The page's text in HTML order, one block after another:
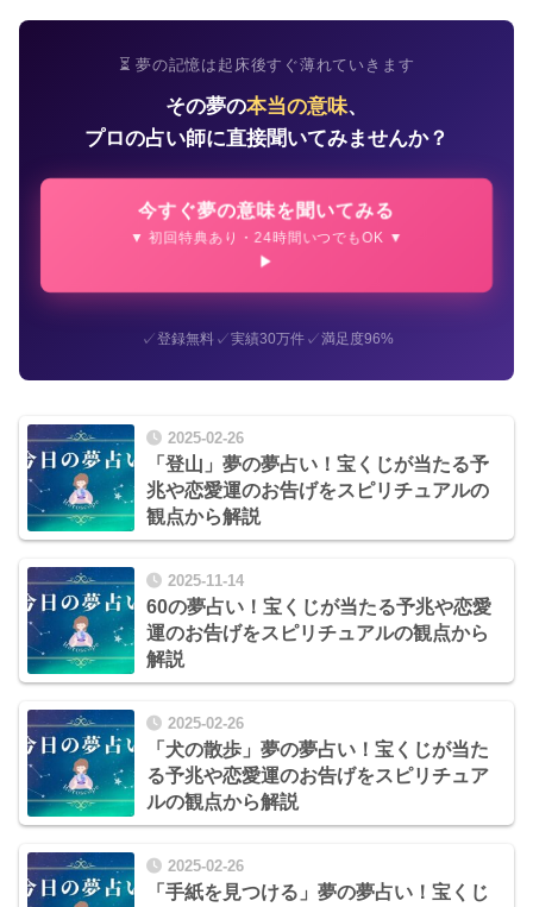
⏳ 夢の記憶は起床後すぐ薄れていきます
その夢の本当の意味、
プロの占い師に直接聞いてみませんか？
今すぐ夢の意味を聞いてみる
▼ 初回特典あり・24時間いつでもOK ▼
✓登録無料✓実績30万件✓満足度96%
2025-02-26
「登山」夢の夢占い！宝くじが当たる予
兆や恋愛運のお告げをスピリチュアルの
観点から解説
2025-11-14
60の夢占い！宝くじが当たる予兆や恋愛
運のお告げをスピリチュアルの観点から
解説
2025-02-26
「犬の散歩」夢の夢占い！宝くじが当た
る予兆や恋愛運のお告げをスピリチュア
ルの観点から解説
2025-02-26
「手紙を見つける」夢の夢占い！宝くじ